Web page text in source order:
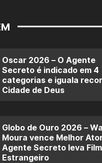
Oscar 2026 – O Agente
Secreto é indicado em 4
categorias e iguala
Cidade de Deus
Globo de Ouro 2026 –
Moura vence Melhor
Agente Secreto leva
Estrangeiro